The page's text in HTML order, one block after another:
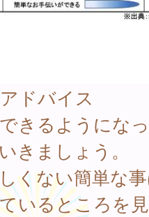
ドバイス
きるようにな
きましょう。
くない簡単な
いるところを